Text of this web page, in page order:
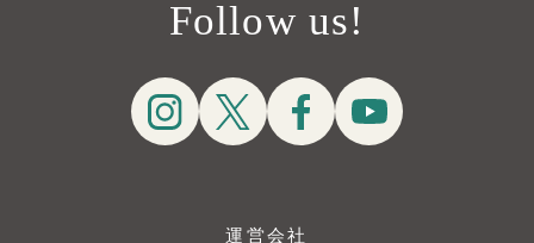
Follow us!
運営会社